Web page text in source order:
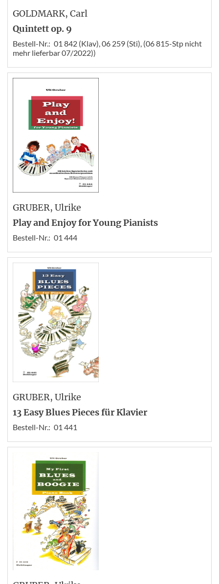
GOLDMARK, Carl
Quintett op. 9
Bestell-Nr.: 01 842 (Klav), 06 259 (Sti), (06 815-Stp nicht
mehr lieferbar 07/2022))
GRUBER, Ulrike
Play and Enjoy for Young Pianists
Bestell-Nr.: 01 444
GRUBER, Ulrike
13 Easy Blues Pieces für Klavier
Bestell-Nr.: 01 441